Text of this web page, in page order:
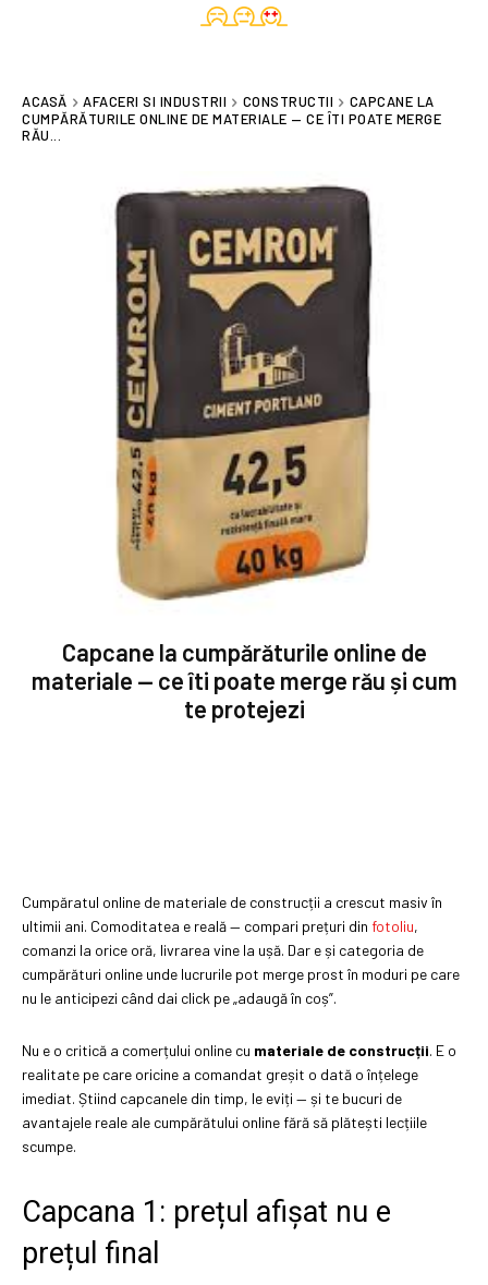
ACASĂ AFACERI SI INDUSTRII CONSTRUCTII
CAPCANE LA
CUMPĂRĂTURILE ONLINE DE MATERIALE — CE ÎTI POATE MERGE
RĂU...
Capcane la cumpărăturile online de
materiale — ce îti poate merge rău și cum
te protejezi
Cumpăratul online de materiale de construcții a crescut masiv în
ultimii ani. Comoditatea e reală — compari prețuri din fotoliu,
comanzi la orice oră, livrarea vine la ușă. Dar e și categoria de
cumpărături online unde lucrurile pot merge prost în moduri pe care
nu le anticipezi când dai click pe „adaugă în coș”.
Nu e o critică a comerțului online cu materiale de construcții. E o
realitate pe care oricine a comandat greșit o dată o înțelege
imediat. Știind capcanele din timp, le eviți — și te bucuri de
avantajele reale ale cumpărătului online fără să plătești lecțiile
scumpe.
Capcana 1: prețul afișat nu e
prețul final